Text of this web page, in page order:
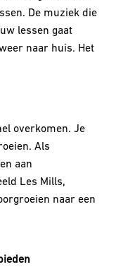
De muziek die
lessen gaat
naar huis. Het
overkomen. Je
Als
aan
Les Mills,
naar een